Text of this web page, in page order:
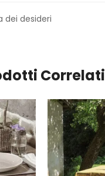
dei desideri
Correlati